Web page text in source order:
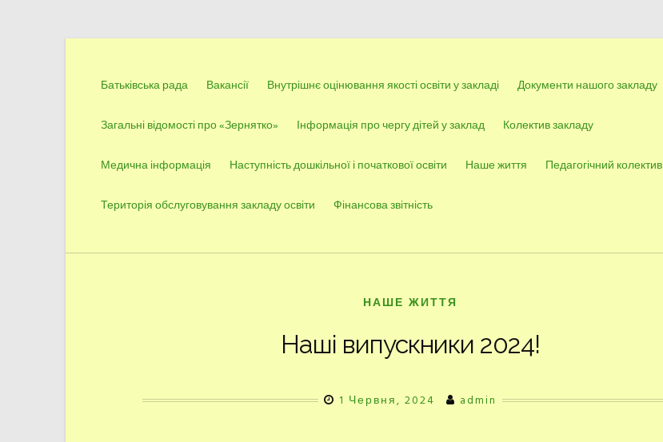
Батьківська рада Вакансії Внутрішнє оцінювання якості освіти у закладі Документи нашого закладу
Загальні відомості про «Зернятко» Інформація про чергу дітей у заклад Колектив закладу
Медична інформація Наступність дошкільної і початкової освіти Наше життя Педагогічний колектив
Територія обслуговування закладу освіти Фінансова звітність
НАШЕ ЖИТТЯ
Наші випускники 2024!
1 Червня, 2024 admin